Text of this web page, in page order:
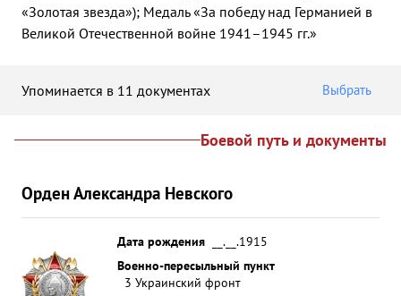
«Золотая звезда»); Медаль «За победу над Германией в
Великой Отечественной войне 1941–1945 гг.»
Упоминается в 11 документах Выбрать
Боевой путь и документы
Орден Александра Невского
Дата рождения
__.__.1915
Военно-пересыльный пункт
3 Украинский фронт